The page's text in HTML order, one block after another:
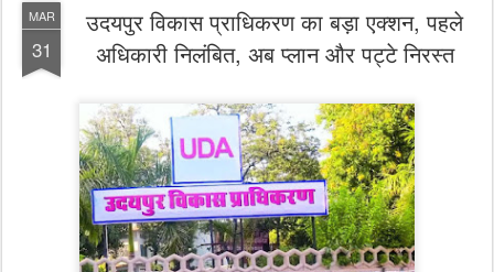
MAR
31
उदयपुर विकास प्राधिकरण का बड़ा एक्शन, पहले
अधिकारी निलंबित, अब प्लान और पट्टे निरस्त